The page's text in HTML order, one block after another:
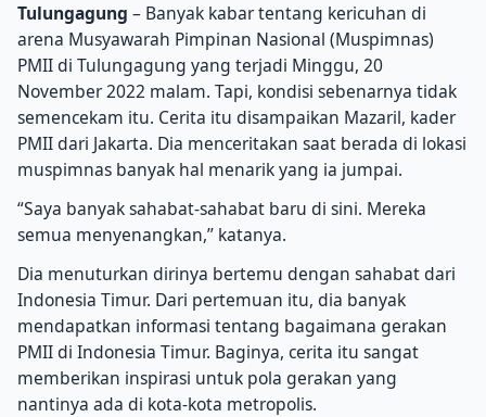
Tulungagung – Banyak kabar tentang kericuhan di
arena Musyawarah Pimpinan Nasional (Muspimnas)
PMII di Tulungagung yang terjadi Minggu, 20
November 2022 malam. Tapi, kondisi sebenarnya tidak
semencekam itu. Cerita itu disampaikan Mazaril, kader
PMII dari Jakarta. Dia menceritakan saat berada di lokasi
muspimnas banyak hal menarik yang ia jumpai.
“Saya banyak sahabat-sahabat baru di sini. Mereka
semua menyenangkan,’’ katanya.
Dia menuturkan dirinya bertemu dengan sahabat dari
Indonesia Timur. Dari pertemuan itu, dia banyak
mendapatkan informasi tentang bagaimana gerakan
PMII di Indonesia Timur. Baginya, cerita itu sangat
memberikan inspirasi untuk pola gerakan yang
nantinya ada di kota-kota metropolis.